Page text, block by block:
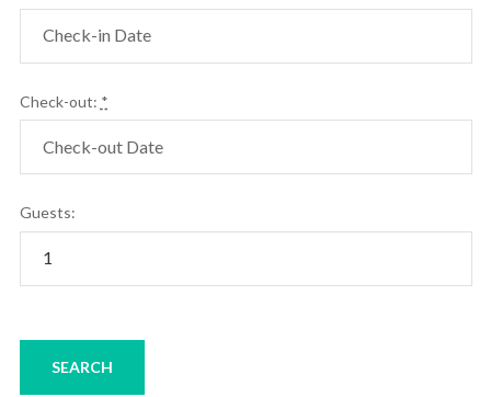
Check-out: *
Guests: